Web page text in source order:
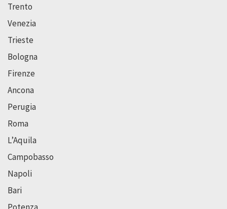
Trento
Venezia
Trieste
Bologna
Firenze
Ancona
Perugia
Roma
L’Aquila
Campobasso
Napoli
Bari